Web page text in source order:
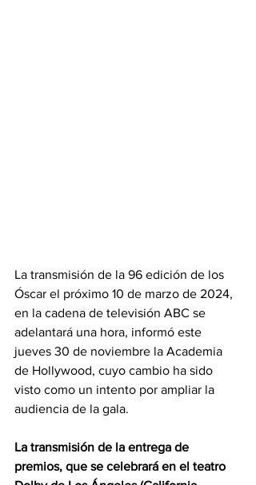
La transmisión de la 96 edición de los
Óscar el próximo 10 de marzo de 2024,
en la cadena de televisión ABC se
adelantará una hora, informó este
jueves 30 de noviembre la Academia
de Hollywood, cuyo cambio ha sido
visto como un intento por ampliar la
audiencia de la gala.
La transmisión de la entrega de
premios, que se celebrará en el teatro